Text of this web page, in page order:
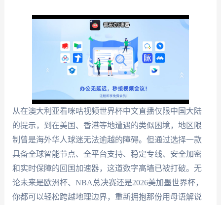
从在澳大利亚看咪咕视频世界杯中文直播仅限中国大陆
的提示，到在美国、香港等地遭遇的类似困境，地区限
制曾是海外华人球迷无法逾越的障碍。但通过选择一款
具备全球智能节点、全平台支持、稳定专线、安全加密
和实时保障的回国加速器，这道数字高墙已被打破。无
论未来是欧洲杯、NBA总决赛还是2026美加墨世界杯，
你都可以轻松跨越地理边界，重新拥抱那份用母语解说